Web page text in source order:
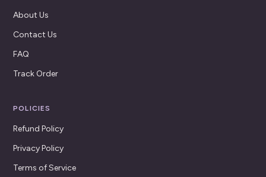
About Us
Contact Us
FAQ
Track Order
POLICIES
Refund Policy
Privacy Policy
Terms of Service